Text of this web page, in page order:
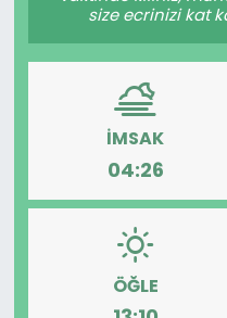
size ecrinizi kat
İMSAK
04:26
ÖĞLE